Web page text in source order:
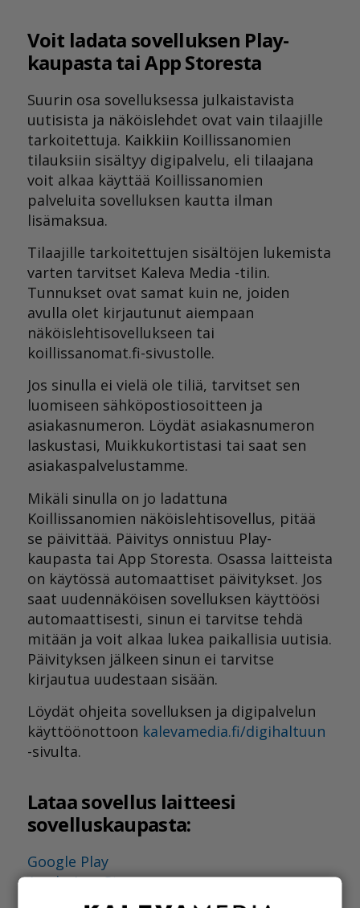
Voit ladata sovelluksen Play-
kaupasta tai App Storesta
Suurin osa sovelluksessa julkaistavista
uutisista ja näköislehdet ovat vain tilaajille
tarkoitettuja. Kaikkiin Koillissanomien
tilauksiin sisältyy digipalvelu, eli tilaajana
voit alkaa käyttää Koillissanomien
palveluita sovelluksen kautta ilman
lisämaksua.
Tilaajille tarkoitettujen sisältöjen lukemista
varten tarvitset Kaleva Media -tilin.
Tunnukset ovat samat kuin ne, joiden
avulla olet kirjautunut aiempaan
näköislehtisovellukseen tai
koillissanomat.fi-sivustolle.
Jos sinulla ei vielä ole tiliä, tarvitset sen
luomiseen sähköpostiosoitteen ja
asiakasnumeron. Löydät asiakasnumeron
laskustasi, Muikkukortistasi tai saat sen
asiakaspalvelustamme.
Mikäli sinulla on jo ladattuna
Koillissanomien näköislehtisovellus, pitää
se päivittää. Päivitys onnistuu Play-
kaupasta tai App Storesta. Osassa laitteista
on käytössä automaattiset päivitykset. Jos
saat uudennäköisen sovelluksen käyttöösi
automaattisesti, sinun ei tarvitse tehdä
mitään ja voit alkaa lukea paikallisia uutisia.
Päivityksen jälkeen sinun ei tarvitse
kirjautua uudestaan sisään.
Löydät ohjeita sovelluksen ja digipalvelun
käyttöönottoon kalevamedia.fi/digihaltuun
-sivulta.
Lataa sovellus laitteesi
sovelluskaupasta:
Google Play
Apple App Store